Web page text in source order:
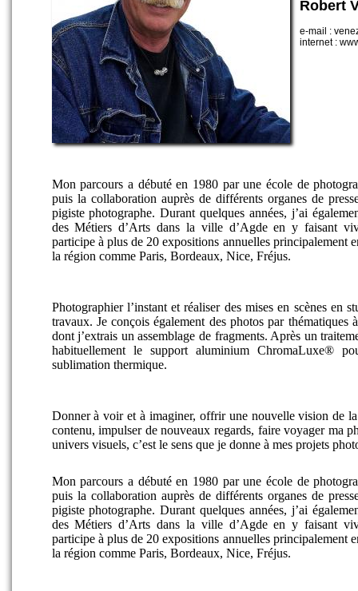
Robert
e-mail :
internet :
Mon parcours a débuté en 1980 par une école de
puis la collaboration auprès de différents organes de
pigiste photographe. Durant quelques années, j’ai
des Métiers d’Arts dans la ville d’Agde en y faisant
participe à plus de 20 expositions annuelles principalement
la région comme Paris, Bordeaux, Nice, Fréjus.
Photographier l’instant et réaliser des mises en scènes en
travaux. Je conçois également des photos par thématiques
dont j’extrais un assemblage de fragments. Après un
habituellement le support aluminium ChromaLuxe®
sublimation thermique.
Donner à voir et à imaginer, offrir une nouvelle vision de
contenu, impulser de nouveaux regards, faire voyager ma
univers visuels, c’est le sens que je donne à mes projets
Mon parcours a débuté en 1980 par une école de
puis la collaboration auprès de différents organes de
pigiste photographe. Durant quelques années, j’ai
des Métiers d’Arts dans la ville d’Agde en y faisant
participe à plus de 20 expositions annuelles principalement
la région comme Paris, Bordeaux, Nice, Fréjus.